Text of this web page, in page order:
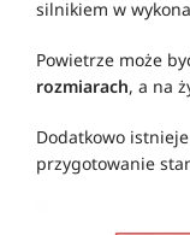
silnikiem w
Powietrze może
rozmiarach, a na
Dodatkowo
przygotowanie